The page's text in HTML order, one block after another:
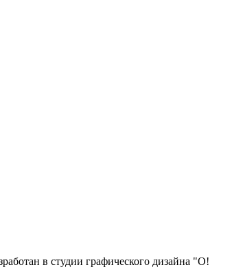
в студии графического дизайна "О!